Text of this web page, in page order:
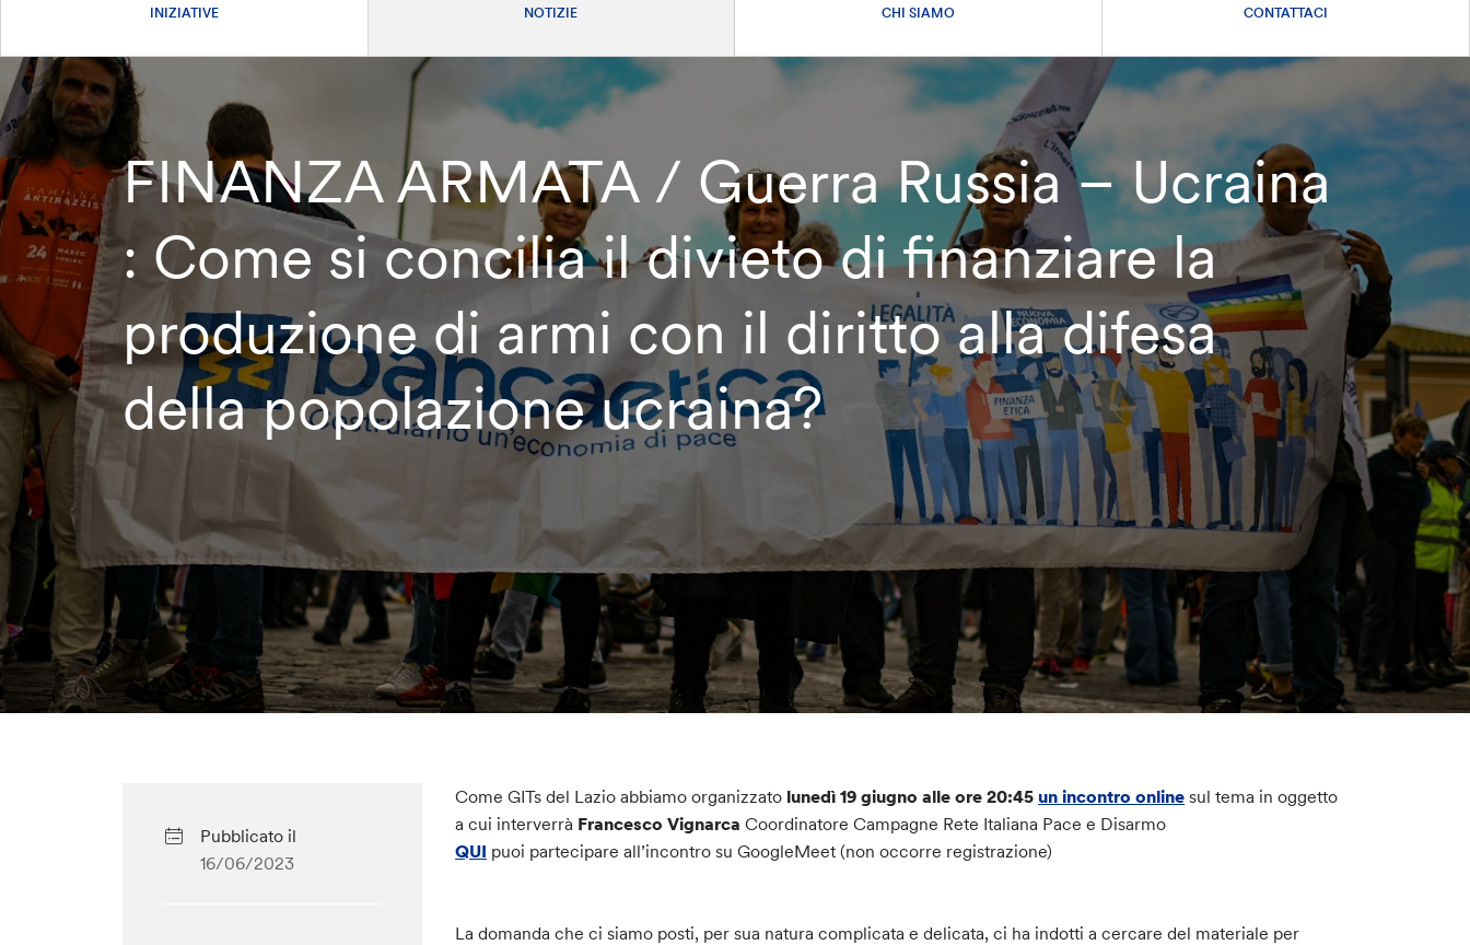
INIZIATIVE NOTIZIE CHI SIAMO CONTATTACI
FINANZA ARMATA / Guerra Russia – Ucraina
: Come si concilia il divieto di finanziare la
produzione di armi con il diritto alla difesa
della popolazione ucraina?
Pubblicato il
16/06/2023
Come GITs del Lazio abbiamo organizzato lunedì 19giugno alle ore 20:45 un incontro online sul tema in oggetto
a cui interverrà Francesco Vignarca Coordinatore Campagne Rete Italiana Pace e Disarmo
QUI puoi partecipare all’incontro su GoogleMeet (non occorre registrazione)
La domanda che ci siamo posti, per sua natura complicata e delicata, ci ha indotti a cercare del materiale per